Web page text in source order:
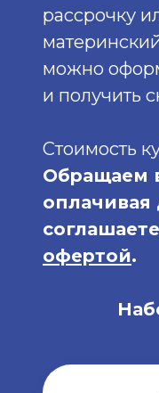
рассрочку
можно
и получить
Стоимость
Обращаем
оплачивая
офертой.